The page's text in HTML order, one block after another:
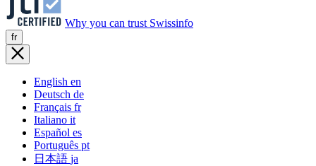
Why you can trust Swissinfo
fr
English en
Deutsch de
Français fr
Italiano it
Español es
Português pt
日本語 ja